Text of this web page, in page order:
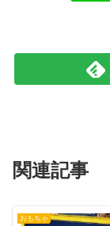
関連記事
おもちゃ